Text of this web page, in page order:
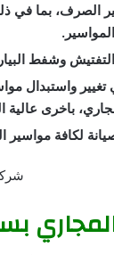
الصرف، بما في
وشفط
واستبدال
باخرى عالية
لكافة